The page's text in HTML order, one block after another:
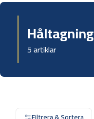
Håltagning
5 artiklar